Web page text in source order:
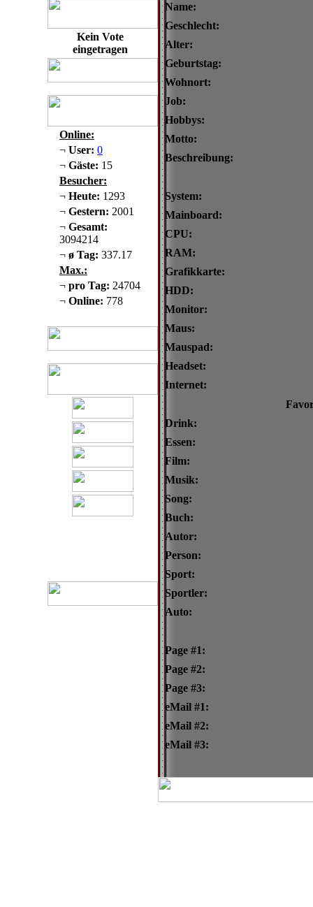
Kein Vote
eingetragen
Online:
¬ User: 0
¬ Gäste: 15
Besucher:
¬ Heute: 1293
¬ Gestern: 2001
¬ Gesamt:
3094214
¬ ø Tag: 337.17
Max.:
¬ pro Tag: 24704
¬ Online: 778
Name:
Geschlecht:
Alter:
Geburtstag:
Wohnort:
Job:
Hobbys:
Motto:
Beschreibung:
System:
Mainboard:
CPU:
RAM:
Grafikkarte:
HDD:
Monitor:
Maus:
Mauspad:
Headset:
Internet:
Drink:
Essen:
Film:
Musik:
Song:
Buch:
Autor:
Person:
Sport:
Sportler:
Auto:
Page #1:
Page #2:
Page #3:
eMail #1:
eMail #2:
eMail #3: